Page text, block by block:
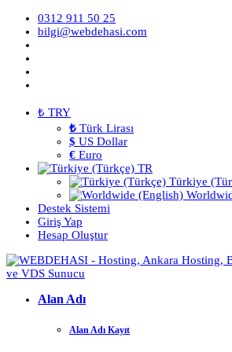
0312 911 50 25
bilgi@webdehasi.com
₺ TRY
₺ Türk Lirası
$ US Dollar
€ Euro
TR
Türkiye
Destek Sistemi
Giriş Yap
Hesap Oluştur
Alan Adı
Alan Adı Kayıt